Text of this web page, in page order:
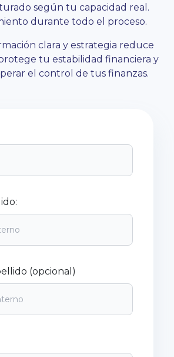
según tu capacidad real.
durante todo el proceso.
clara y estrategia reduce
tu estabilidad financiera y
el control de tus finanzas.
(opcional)